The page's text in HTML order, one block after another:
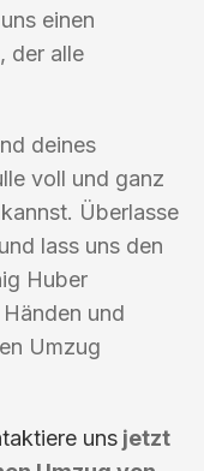
einen
der alle
deines
voll und ganz
Überlasse
lass uns den
Huber
und
Umzug
uns jetzt